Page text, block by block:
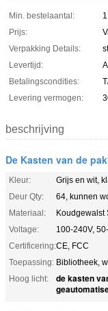
Min. bestelaantal:
Prijs:
Verpakking Details:
Levertijd:
Betalingscondities:
Levering vermogen:
beschrijving
De Kasten van de
Kleur:
Grijs en wit,
Deur Qty:
64, kunnen
Materiaal:
Koudgewalst
Voltage:
100-240V,
Certificering:CE, FCC
Toepassing: Bibliotheek,
Hoog licht:
de kasten